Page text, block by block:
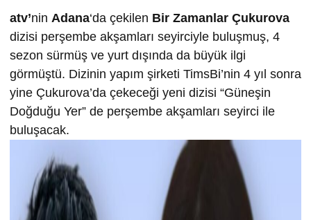
atv’nin Adana‘da çekilen Bir Zamanlar Çukurova
dizisi perşembe akşamları seyirciyle buluşmuş, 4
sezon sürmüş ve yurt dışında da büyük ilgi
görmüştü. Dizinin yapım şirketi TimsBi’nin 4 yıl sonra
yine Çukurova’da çekeceği yeni dizisi “Güneşin
Doğduğu Yer” de perşembe akşamları seyirci ile
buluşacak.